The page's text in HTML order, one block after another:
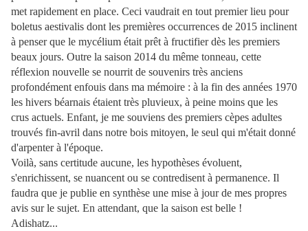
met rapidement en place. Ceci vaudrait en tout premier lieu pour
boletus aestivalis dont les premières occurrences de 2015 inclinent
à penser que le mycélium était prêt à fructifier dès les premiers
beaux jours. Outre la saison 2014 du même tonneau, cette
réflexion nouvelle se nourrit de souvenirs très anciens
profondément enfouis dans ma mémoire : à la fin des années 1970
les hivers béarnais étaient très pluvieux, à peine moins que les
crus actuels. Enfant, je me souviens des premiers cèpes adultes
trouvés fin-avril dans notre bois mitoyen, le seul qui m'était donné
d'arpenter à l'époque.
Voilà, sans certitude aucune, les hypothèses évoluent,
s'enrichissent, se nuancent ou se contredisent à permanence. Il
faudra que je publie en synthèse une mise à jour de mes propres
avis sur le sujet. En attendant, que la saison est belle !
Adishatz...